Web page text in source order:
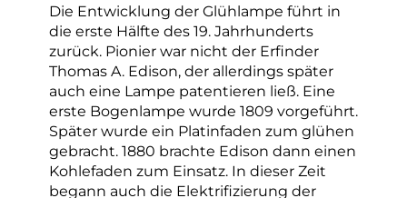
Die Entwicklung der Glühlampe führt in
die erste Hälfte des 19. Jahrhunderts
zurück. Pionier war nicht der Erfinder
Thomas A. Edison, der allerdings später
auch eine Lampe patentieren ließ. Eine
erste Bogenlampe wurde 1809 vorgeführt.
Später wurde ein Platinfaden zum glühen
gebracht. 1880 brachte Edison dann einen
Kohlefaden zum Einsatz. In dieser Zeit
begann auch die Elektrifizierung der